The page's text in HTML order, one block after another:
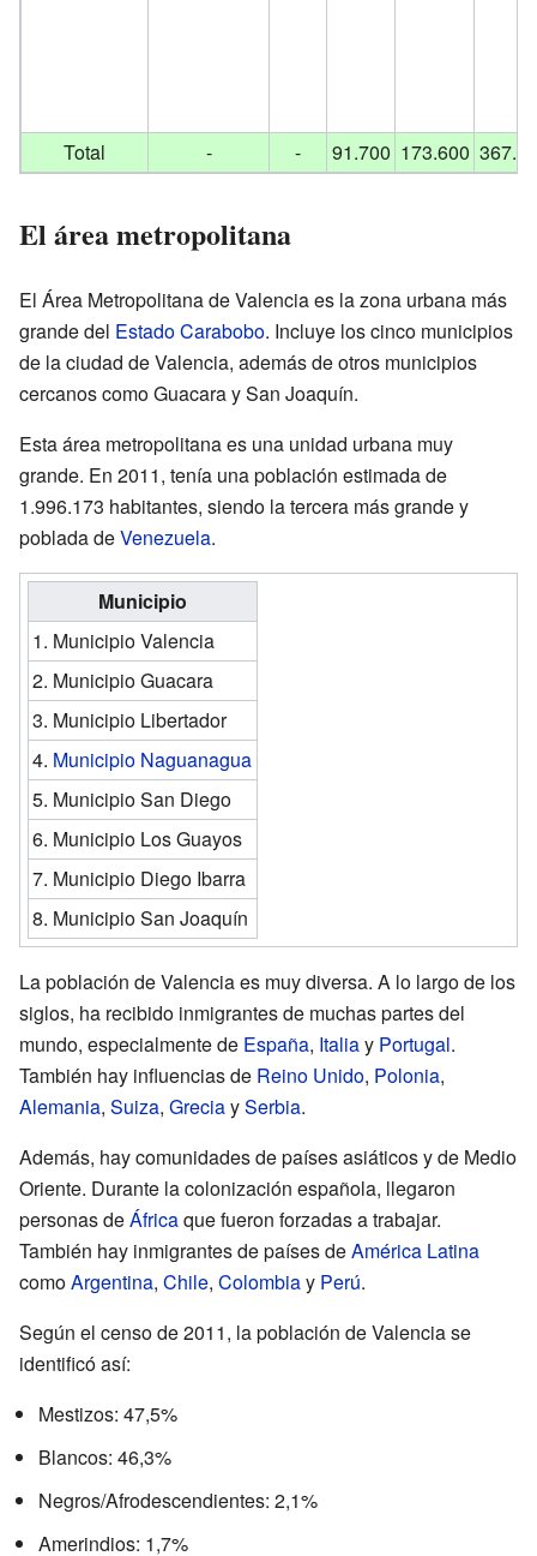
Total - - 91.700 173.600
El área metropolitana
El Área Metropolitana de Valencia es la zona urbana más
grande del Estado Carabobo. Incluye los cinco municipios
de la ciudad de Valencia, además de otros municipios
cercanos como Guacara y San Joaquín.
Esta área metropolitana es una unidad urbana muy
grande. En 2011, tenía una población estimada de
1.996.173 habitantes, siendo la tercera más grande y
poblada deVenezuela.
Municipio
1. Municipio Valencia
2. Municipio Guacara
3. Municipio Libertador
4. Municipio Naguanagua
5. Municipio San Diego
6. Municipio Los Guayos
7. Municipio Diego Ibarra
8. Municipio San Joaquín
La población de Valencia es muy diversa. A lo largo de los
siglos, ha recibido inmigrantes de muchas partes del
mundo, especialmente de España, Italiay Portugal.
También hay influencias de Reino Unido, Polonia,
Alemania, Suiza, GreciaySerbia.
Además, hay comunidades de países asiáticos y de Medio
Oriente. Durante la colonización española, llegaron
personas deÁfricaque fueron forzadas a trabajar.
También hay inmigrantes de países deAmérica Latina
comoArgentina, Chile, Colombiay Perú.
Según el censo de 2011, la población de Valencia se
identificó así:
Mestizos: 47,5%
Blancos: 46,3%
Negros/Afrodescendientes: 2,1%
Amerindios: 1,7%